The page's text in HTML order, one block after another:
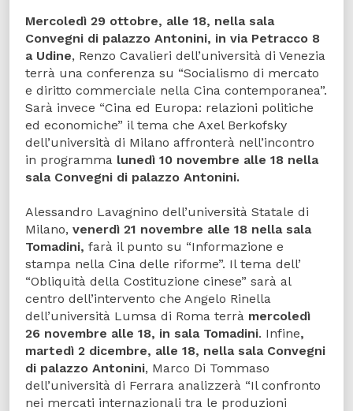
Mercoledì 29 ottobre, alle 18, nella sala
Convegni di palazzo Antonini, in via Petracco 8
a Udine, Renzo Cavalieri dell’università di Venezia
terrà una conferenza su “Socialismo di mercato
e diritto commerciale nella Cina contemporanea”.
Sarà invece “Cina ed Europa: relazioni politiche
ed economiche” il tema che Axel Berkofsky
dell’università di Milano affronterà nell’incontro
in programma lunedì 10 novembre alle 18 nella
sala Convegni di palazzo Antonini.
Alessandro Lavagnino dell’università Statale di
Milano, venerdì 21 novembre alle 18 nella sala
Tomadini, farà il punto su “Informazione e
stampa nella Cina delle riforme”. Il tema dell’
“Obliquità della Costituzione cinese” sarà al
centro dell’intervento che Angelo Rinella
dell’università Lumsa di Roma terrà mercoledì
26 novembre alle 18, in sala Tomadini. Infine,
martedì 2 dicembre, alle 18, nella sala Convegni
di palazzo Antonini, Marco Di Tommaso
dell’università di Ferrara analizzerà “Il confronto
nei mercati internazionali tra le produzioni